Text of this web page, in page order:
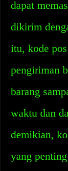
dapat
dikirim
itu, kode
pengiriman
barang
waktu dan
demikian,
yang